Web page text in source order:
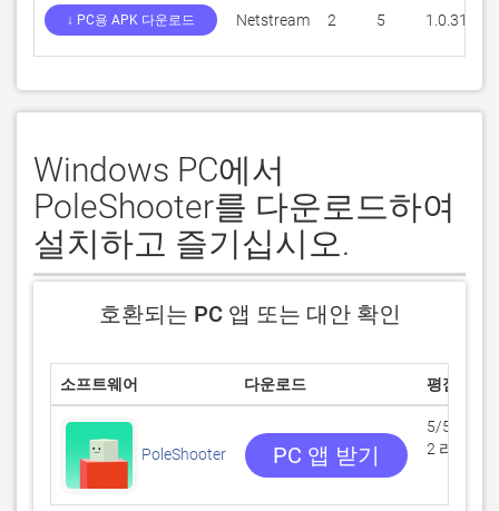
↓ PC용 APK 다운로드 Netstream 2 5 1.0.31
Windows PC에서
PoleShooter를 다운로드하여
설치하고 즐기십시오.
호환되는 PC 앱 또는 대안 확인
소프트웨어 다운로드 평점
PoleShooter PC 앱 받기
5/5
2 리뷰